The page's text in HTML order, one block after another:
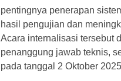
pentingnya penerapan
hasil pengujian dan
Acara internalisasi tersebut
penanggung jawab teknis,
pada tanggal 2 Oktober